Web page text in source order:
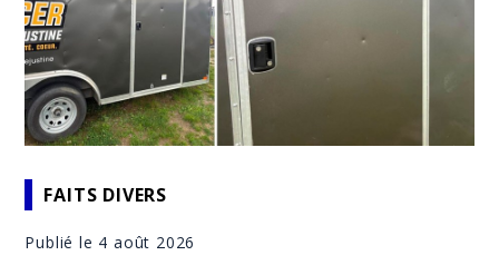
FAITS DIVERS
Publié le 4 août 2026